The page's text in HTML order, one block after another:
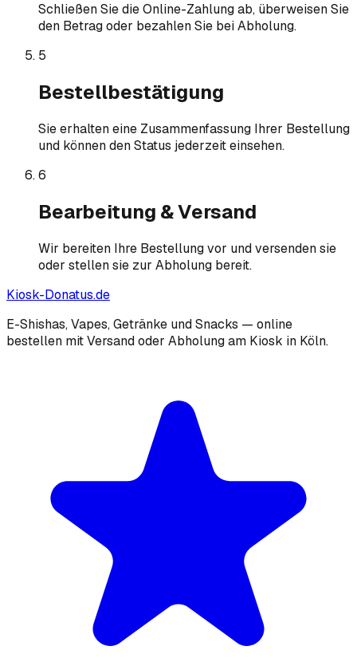
Schließen Sie die Online-Zahlung ab, überweisen Sie
den Betrag oder bezahlen Sie bei Abholung.
5
Bestellbestätigung
Sie erhalten eine Zusammenfassung Ihrer Bestellung
und können den Status jederzeit einsehen.
6
Bearbeitung & Versand
Wir bereiten Ihre Bestellung vor und versenden sie
oder stellen sie zur Abholung bereit.
Kiosk-Donatus.de
E-Shishas, Vapes, Getränke und Snacks — online
bestellen mit Versand oder Abholung am Kiosk in Köln.